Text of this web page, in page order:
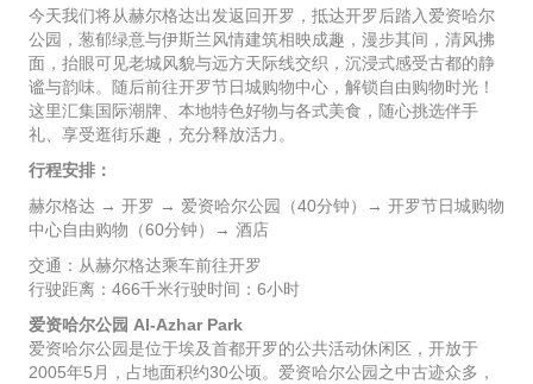
今天我们将从赫尔格达出发返回开罗，抵达开罗后踏入爱资哈尔
公园，葱郁绿意与伊斯兰风情建筑相映成趣，漫步其间，清风拂
面，抬眼可见老城风貌与远方天际线交织，沉浸式感受古都的静
谧与韵味。随后前往开罗节日城购物中心，解锁自由购物时光！
这里汇集国际潮牌、本地特色好物与各式美食，随心挑选伴手
礼、享受逛街乐趣，充分释放活力。
行程安排：
赫尔格达 → 开罗 → 爱资哈尔公园（40分钟）→ 开罗节日城购物
中心自由购物（60分钟）→ 酒店
交通：从赫尔格达乘车前往开罗
行驶距离：466千米行驶时间：6小时
爱资哈尔公园 Al-Azhar Park
爱资哈尔公园是位于埃及首都开罗的公共活动休闲区，开放于
2005年5月，占地面积约30公顷。爱资哈尔公园之中古迹众多，